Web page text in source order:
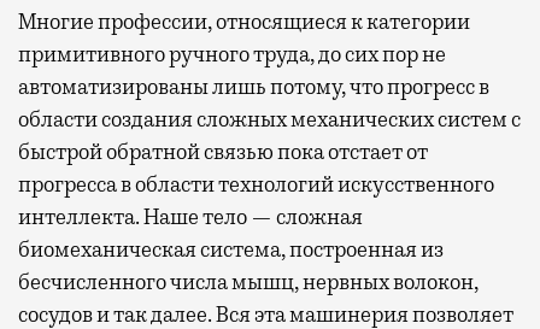
Многие профессии, относящиеся к категории
примитивного ручного труда, до сих пор не
автоматизированы лишь потому, что прогресс в
области создания сложных механических систем с
быстрой обратной связью пока отстает от
прогресса в области технологий искусственного
интеллекта. Наше тело — сложная
биомеханическая система, построенная из
бесчисленного числа мышц, нервных волокон,
сосудов и так далее. Вся эта машинерия позволяет